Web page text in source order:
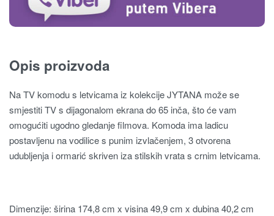
Opis proizvoda
Na TV komodu s letvicama iz kolekcije JYTANA može se
smjestiti TV s dijagonalom ekrana do 65 inča, što će vam
omogućiti ugodno gledanje filmova. Komoda ima ladicu
postavljenu na vodilice s punim izvlačenjem, 3 otvorena
udubljenja i ormarić skriven iza stilskih vrata s crnim letvicama.
Dimenzije: širina 174,8 cm x visina 49,9 cm x dubina 40,2 cm